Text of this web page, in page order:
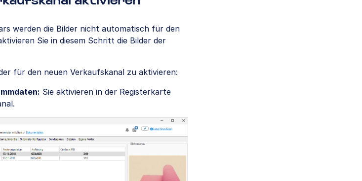
werden die Bilder nicht automatisch für den
Sie in diesem Schritt die Bilder der
für den neuen Verkaufskanal zu aktivieren:
Sie aktivieren in der Registerkarte